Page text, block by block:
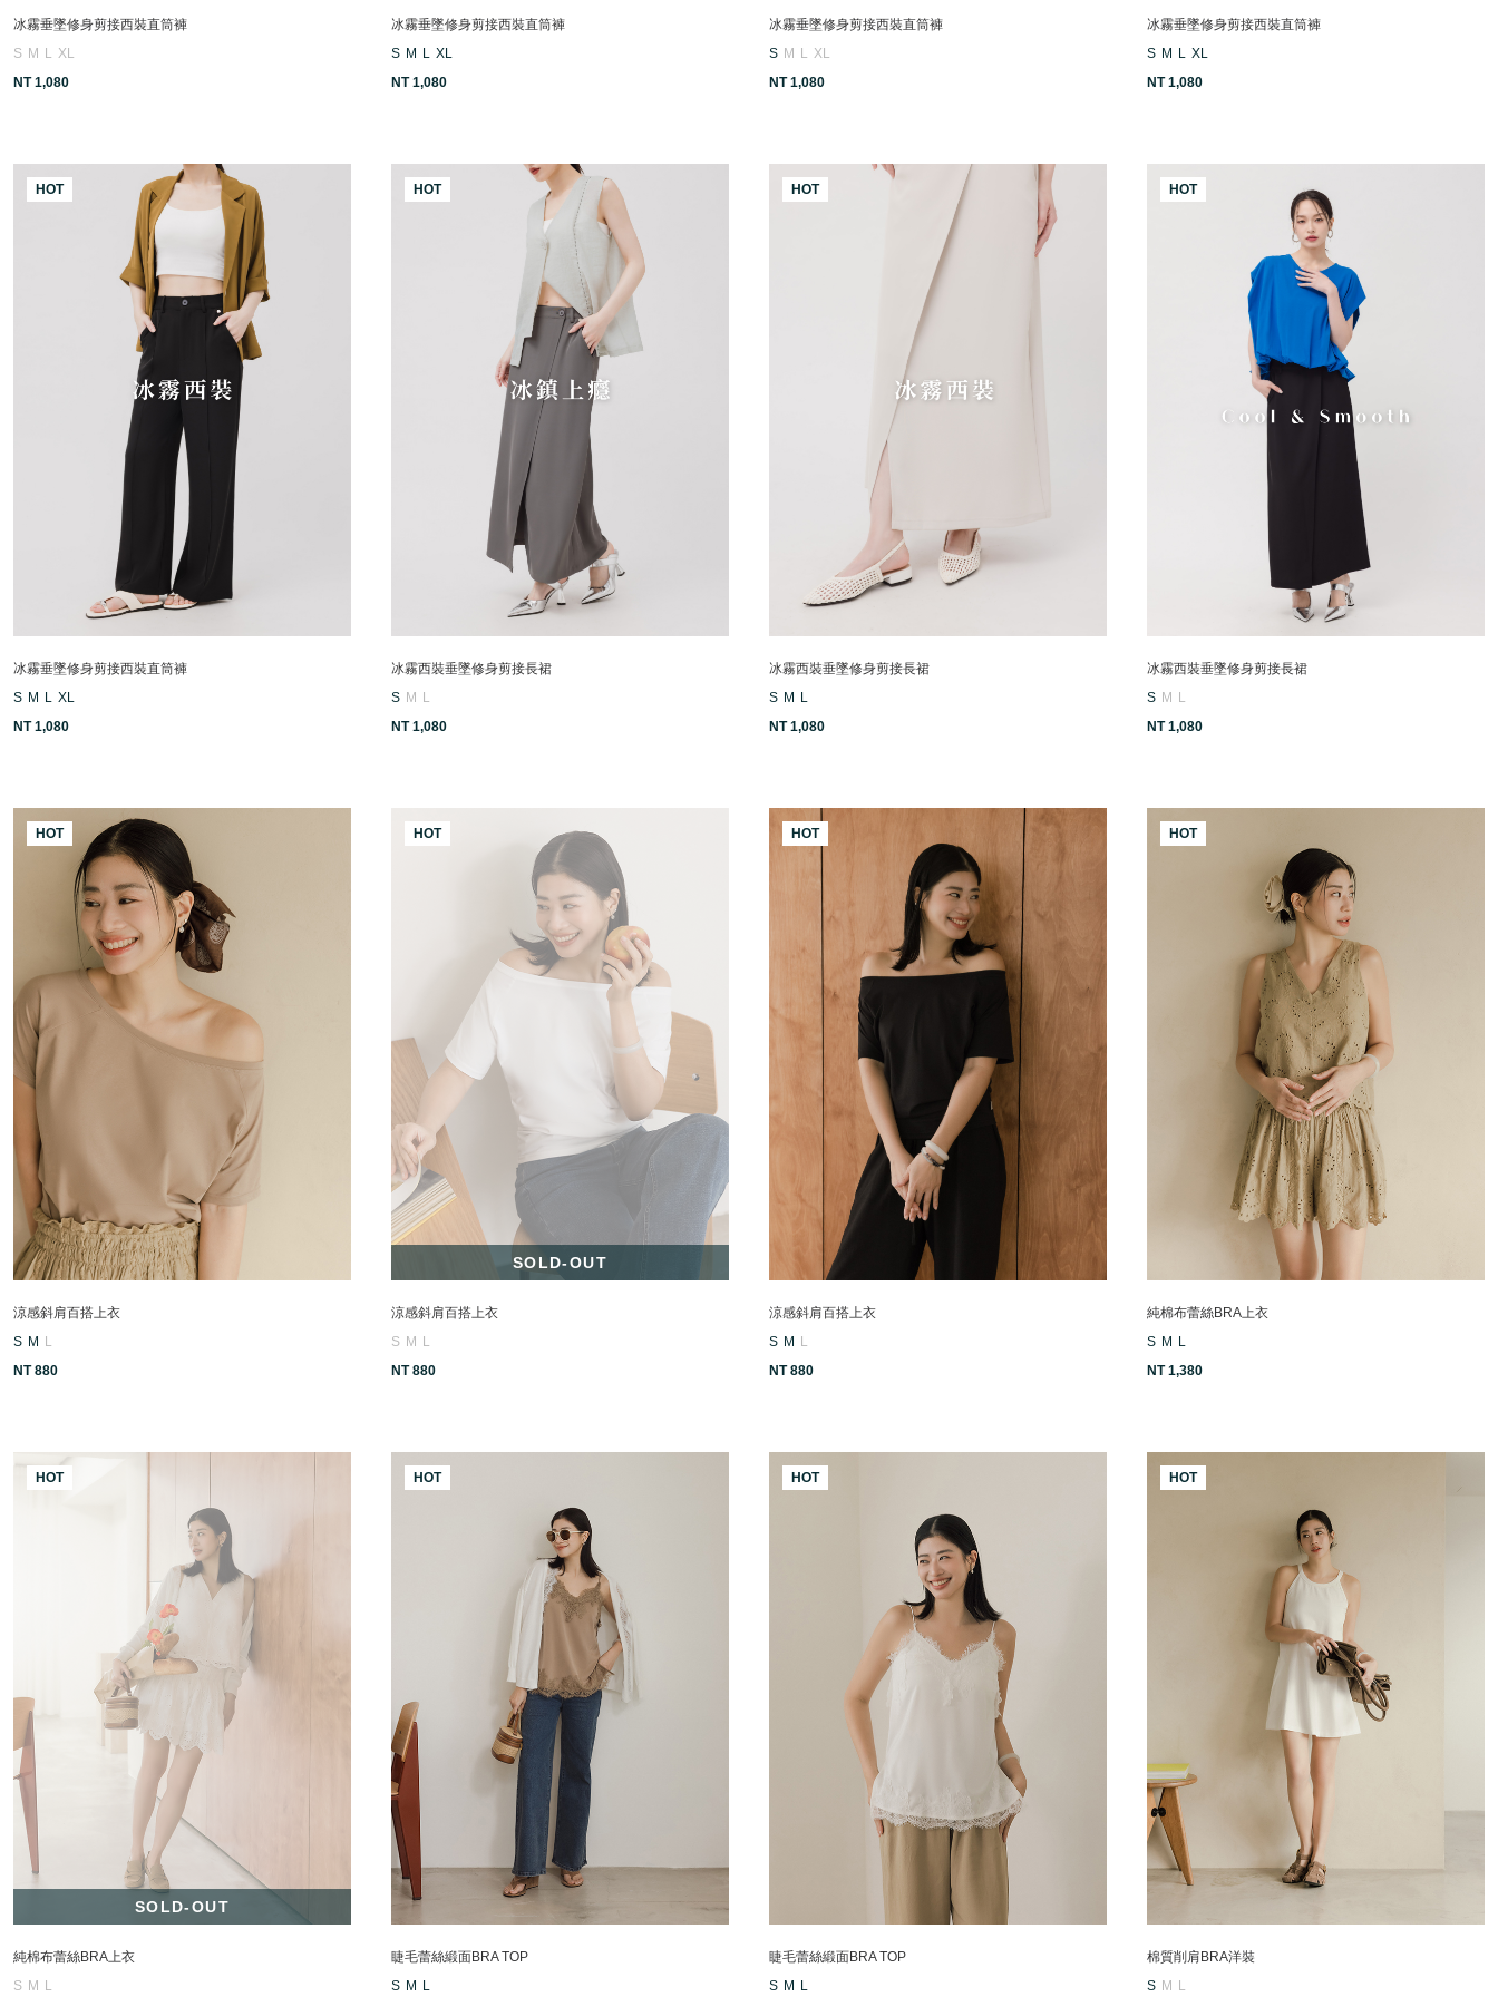
冰霧垂墜修身剪接西裝直筒褲
S M L
XL
NT 1,080
冰霧垂墜修身剪接西裝直筒褲
S M L
XL
NT 1,080
冰霧垂墜修身剪接西裝直筒褲
S M L
XL
NT 1,080
冰霧垂墜修身剪接西裝直筒褲
S M L
XL
NT 1,080
HOT
冰霧垂墜修身剪接西裝直筒褲
S M L
XL
NT 1,080
HOT
冰霧西裝垂墜修身剪接長裙
S M L
NT 1,080
HOT
冰霧西裝垂墜修身剪接長裙
S M L
NT 1,080
HOT
冰霧西裝垂墜修身剪接長裙
S M L
NT 1,080
HOT
涼感斜肩百搭上衣
S M
L
NT 880
SOLD-OUT
HOT
涼感斜肩百搭上衣
S M
L
NT 880
HOT
涼感斜肩百搭上衣
S M
L
NT 880
HOT
純棉布蕾絲BRA上衣
S M
L
NT 1,380
SOLD-OUT
HOT
純棉布蕾絲BRA上衣
S M L
HOT
睫毛蕾絲緞面BRA TOP
S M L
HOT
睫毛蕾絲緞面BRA TOP
S M L
HOT
棉質削肩BRA洋裝
S M L